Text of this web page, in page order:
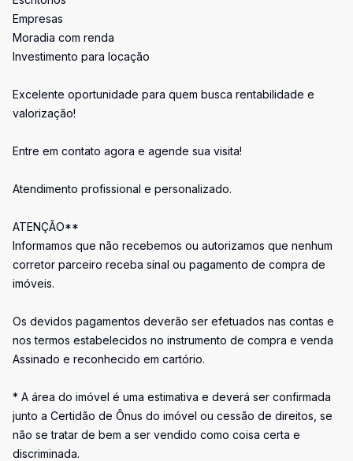
Empresas
Moradia com renda
Investimento para locação
Excelente oportunidade para quem busca rentabilidade e
valorização!
Entre em contato agora e agende sua visita!
Atendimento profissional e personalizado.
ATENÇÃO**
Informamos que não recebemos ou autorizamos que nenhum
corretor parceiro receba sinal ou pagamento de compra de
imóveis.
Os devidos pagamentos deverão ser efetuados nas contas e
nos termos estabelecidos no instrumento de compra e venda
Assinado e reconhecido em cartório.
* A área do imóvel é uma estimativa e deverá ser confirmada
junto a Certidão de Ônus do imóvel ou cessão de direitos, se
não se tratar de bem a ser vendido como coisa certa e
discriminada.